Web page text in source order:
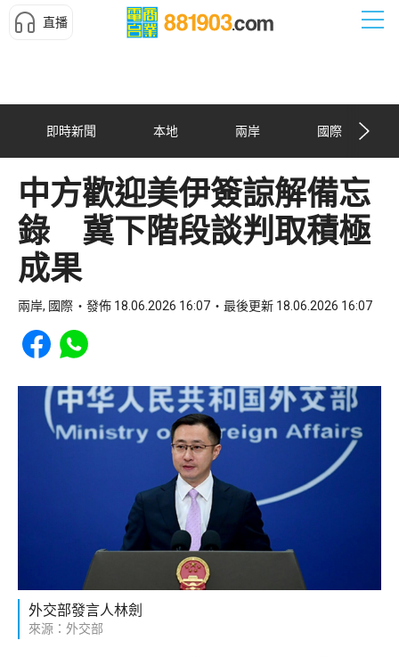
直播
即時新聞 本地 兩岸 國際
中方歡迎美伊簽諒解備忘
錄 冀下階段談判取積極
成果
兩岸, 國際 發佈 18.06.2026 16:07 最後更新 18.06.2026 16:07
Share to Facebook
Share to WhatsApp
外交部發言人林劍
來源：外交部